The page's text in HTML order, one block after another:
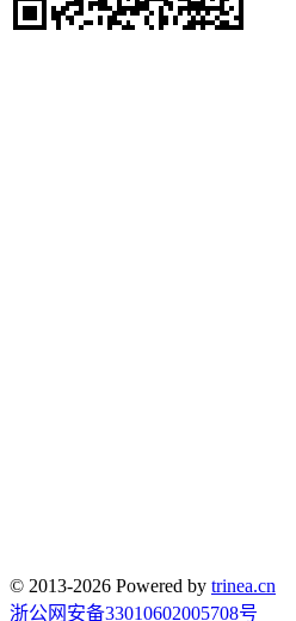
© 2013-2026 Powered by trinea.cn
浙公网安备33010602005708号